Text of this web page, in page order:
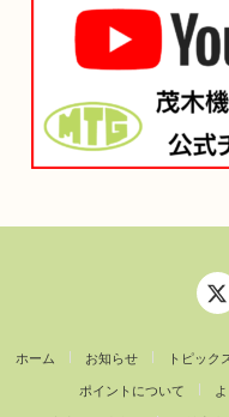
ホーム お知らせ トピック
ポイントについて